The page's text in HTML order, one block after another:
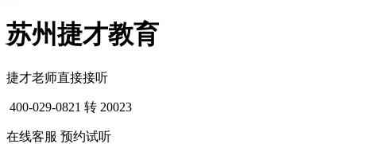
苏州捷才教育
捷才老师直接接听
400-029-0821 转 20023
在线客服 预约试听